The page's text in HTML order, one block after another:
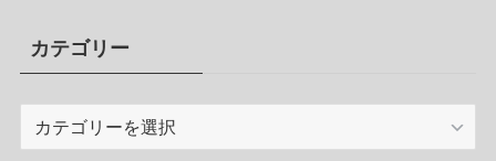
カテゴリー